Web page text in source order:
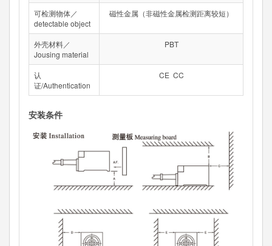
可检测物体／
detectable object
磁性金属（非磁性金属检测距离较短）
外壳材料／
Jousing material
PBT
认
证/Authentication
CE CC
安装条件